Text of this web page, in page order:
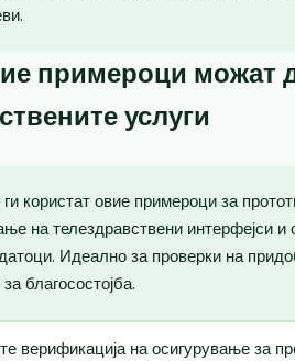
примероци можат
услуги
користат овие примероци за
на телездравствени интерфејси
Идеално за проверки на
благосостојба.
верификација на осигурување за